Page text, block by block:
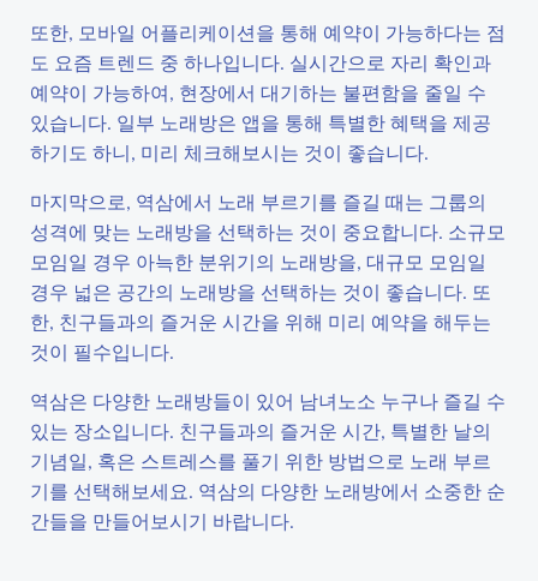
또한, 모바일 어플리케이션을 통해 예약이 가능하다는 점
도 요즘 트렌드 중 하나입니다. 실시간으로 자리 확인과
예약이 가능하여, 현장에서 대기하는 불편함을 줄일 수
있습니다. 일부 노래방은 앱을 통해 특별한 혜택을 제공
하기도 하니, 미리 체크해보시는 것이 좋습니다.
마지막으로, 역삼에서 노래 부르기를 즐길 때는 그룹의
성격에 맞는 노래방을 선택하는 것이 중요합니다. 소규모
모임일 경우 아늑한 분위기의 노래방을, 대규모 모임일
경우 넓은 공간의 노래방을 선택하는 것이 좋습니다. 또
한, 친구들과의 즐거운 시간을 위해 미리 예약을 해두는
것이 필수입니다.
역삼은 다양한 노래방들이 있어 남녀노소 누구나 즐길 수
있는 장소입니다. 친구들과의 즐거운 시간, 특별한 날의
기념일, 혹은 스트레스를 풀기 위한 방법으로 노래 부르
기를 선택해보세요. 역삼의 다양한 노래방에서 소중한 순
간들을 만들어보시기 바랍니다.